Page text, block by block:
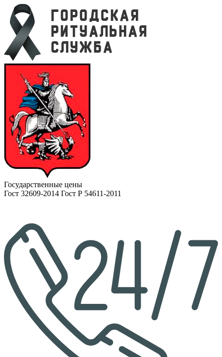
Государственные цены
Гост 32609-2014 Гост Р 54611-2011